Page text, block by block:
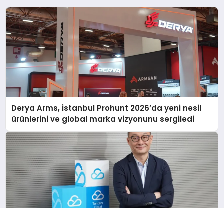
Derya Arms, İstanbul Prohunt 2026’da yeni nesil
ürünlerini ve global marka vizyonunu sergiledi